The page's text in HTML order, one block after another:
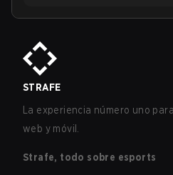
STRAFE
La experiencia número uno
web y móvil.
Strafe, todo sobre esports